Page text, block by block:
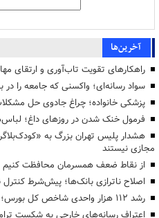
آخرین‌ها
راهکارهای تقویت تاب‌آوری و ارتقای
سواد رسانه‌ای؛ واکسنی که جامعه را در
پزشکی خانواده؛ چراغ جادوی حل
فرمول خنک شدن در روزهای داغ؛
هشدار پلیس تهران بزرگ به
مجازی نیستند
از نقاط ضعف همسرمان محافظت کنیم
اصلاح ناترازی بانک‌ها؛ پیش‌شرط کنترل
رشد ۱۱۲ هزار واحدی شاخص کل بورس؛ فتح قله ۵.۵ میلیون واحدی
اعتراف رسانه‌های خارجی به شکست